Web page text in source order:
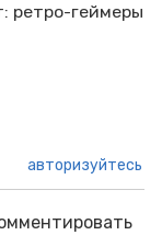
ретро-геймеры
авторизуйтесь